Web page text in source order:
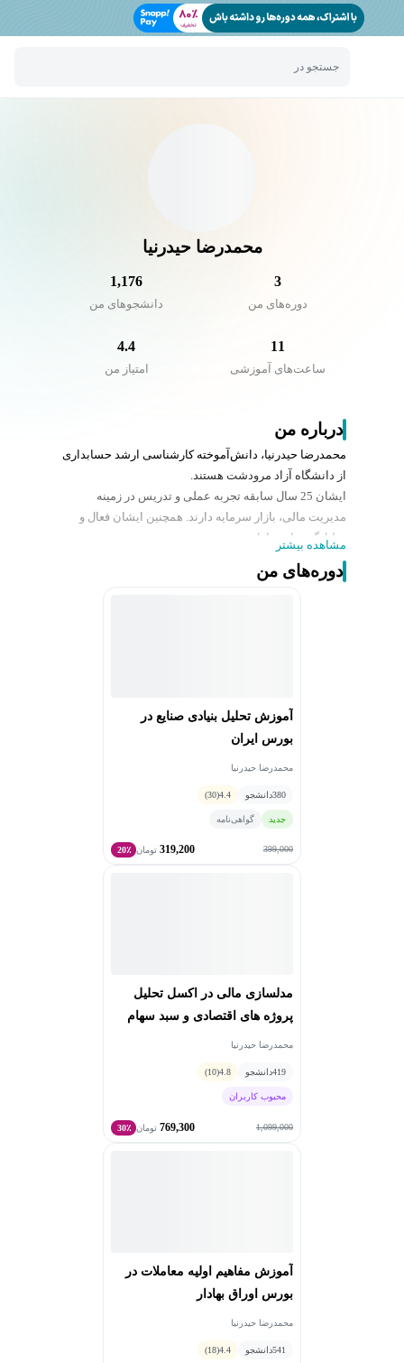
جستجو در
محمدرضا حیدرنیا
3
دوره‌های من
1,176
دانشجو‌های من
11
ساعت‌های آموزشی
4.4
امتیاز من
درباره من
محمدرضا حیدرنیا، دانش‌آموخته کارشناسی ارشد حسابداری
از دانشگاه آزاد مرودشت هستند.
ایشان 25 سال سابقه تجربه عملی و تدریس در زمینه
مدیریت مالی، بازار سرمایه دارند. همچنین ایشان فعال و
تحلیل‌گر بنیادی بازار نیز هستند.
مشاهده بیشتر
دوره‌های من
آموزش تحلیل بنیادی صنایع در
بورس ایران
محمدرضا حیدرنیا
380دانشجو 4.4
(30)
جدید گواهی‌نامه
399,000
319,200 تومان 20٪
مدلسازی مالی در اکسل تحلیل
پروژه های اقتصادی و سبد سهام
محمدرضا حیدرنیا
419دانشجو 4.8
(10)
محبوب کاربران
1,099,000
769,300 تومان 30٪
آموزش مفاهیم اولیه معاملات در
بورس اوراق بهادار
محمدرضا حیدرنیا
541دانشجو 4.4
(18)